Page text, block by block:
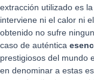
extracción utilizado es la
interviene ni el calor ni
obtenido no sufre
caso de auténtica
prestigiosos del mundo
en denominar a estas